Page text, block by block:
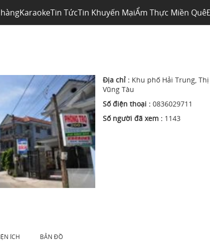
KaraokeTin TứcTin Khuyến MạiẨm Thực Miền Quê
Địa chỉ : Khu phố Hải Trung,
Vũng Tàu
Số điện thoại : 0836029711
Số người đã xem : 1143
ÍCH BẢN ĐỒ